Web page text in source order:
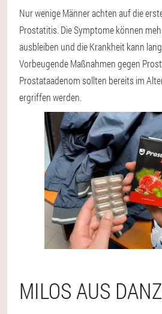
Nur wenige Männer achten auf die
Prostatitis. Die Symptome können
ausbleiben und die Krankheit kann
Vorbeugende Maßnahmen gegen
Prostataadenom sollten bereits im
ergriffen werden.
MILOS AUS